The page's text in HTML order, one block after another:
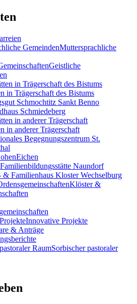
Muttersprachliche
Geistliche
in Trägerschaft des Bistums
Schmochtitz Sankt Benno
Schmiedeberg
in anderer Trägerschaft
Begegnungszentrum St.
Naundorf
& Familienhaus Kloster Wechselburg
Klöster &
Innovative Projekte
& Anträge
Sorbischer pastoraler